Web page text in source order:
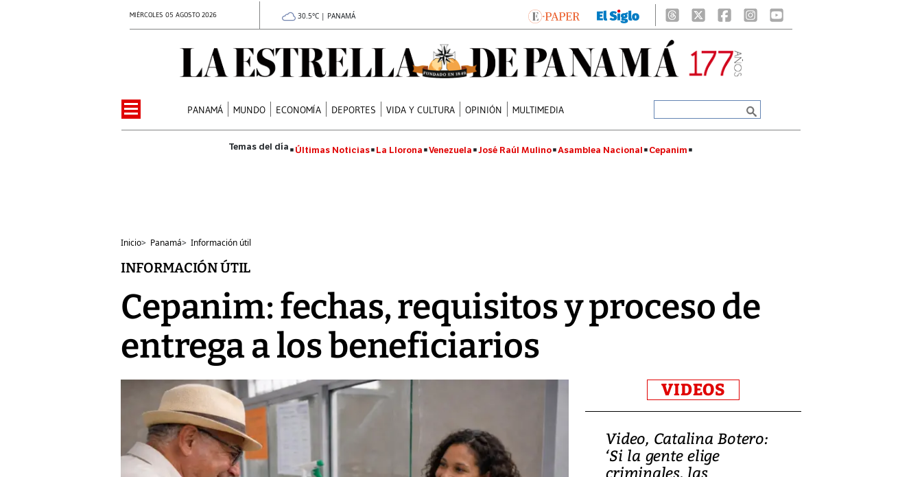
MIÉRCOLES 05 AGOSTO 2026 30.5°C | PANAMÁ
PANAMÁ MUNDO ECONOMÍA DEPORTES VIDA Y CULTURA OPINIÓN MULTIMEDIA
Últimas Noticias La Llorona Venezuela José Raúl Mulino Asamblea Nacional Cepanim
Inicio> Panamá> Información útil
INFORMACIÓN ÚTIL
Cepanim: fechas, requisitos y proceso de
entrega a los beneficiarios
VIDEOS
Video, Japón: Terremoto
deja heridos y graves
daños en Kumamoto
Video, Catalina Botero:
‘Si la gente elige
criminales, las